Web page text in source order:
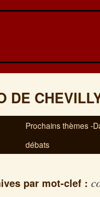
DE
Prochains thèmes -
débats
par mot-clef :